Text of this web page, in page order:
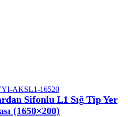
AKSL1-16520
Sifonlu L1 Sığ Tip Yer
(1650×200)